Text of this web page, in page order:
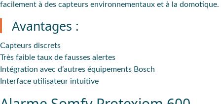
facilement à des capteurs environnementaux et à la domotique.
Avantages :
Capteurs discrets
Très faible taux de fausses alertes
Intégration avec d’autres équipements Bosch
Interface utilisateur intuitive